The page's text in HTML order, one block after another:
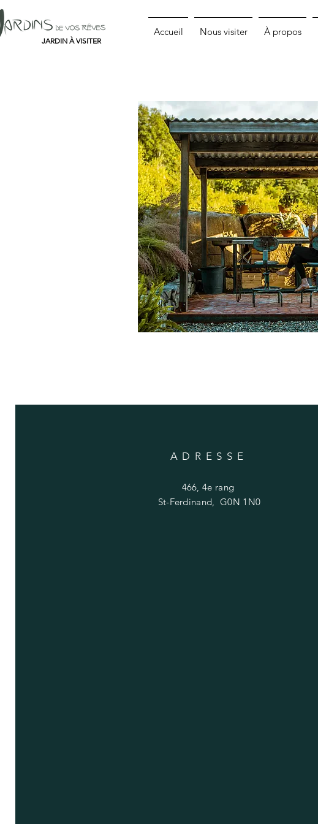
JARDIN À VISITER
Accueil Nous visiter À propos
ADRESSE
466, 4e rang
St-Ferdinand, G0N 1N0